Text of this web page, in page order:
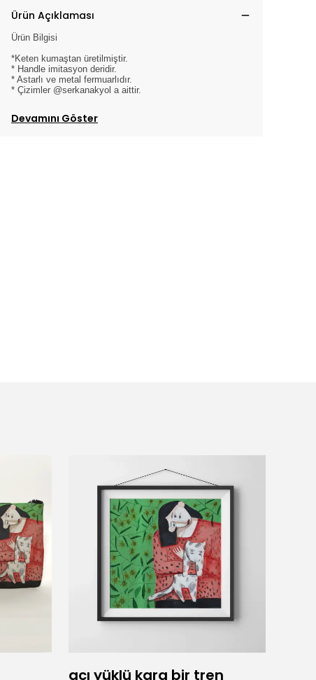
Ürün Açıklaması
Ürün Bilgisi
*Keten kumaştan üretilmiştir.
* Handle imitasyon deridir.
* Astarlı ve metal fermuarlıdır.
* Çizimler @serkanakyol a aittir.
Devamını Göster
acı yüklü kara bir tren